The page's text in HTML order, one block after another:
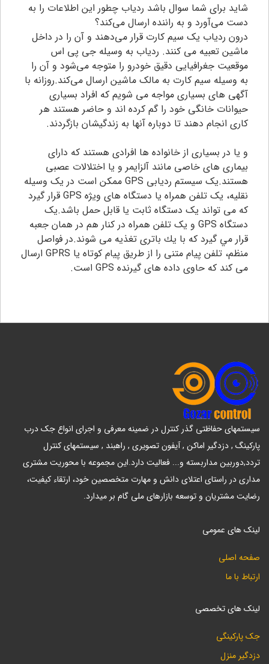
شاید برای شما سوال باشد ردیاب چطور این اطلاعات را به
دست می‌آورد و به راننده ارسال می‌کند؟
درون ردیاب یک سیم کارت قرار می‌دهند و آن را در داخل
ماشین تعبیه می کنند. ردیاب به وسیله جی پی اس
موقعیت جغرافیایی دقیق خودرو را متوجه می‌شود و آن را
به وسیله سیم کارت به مالک ماشین ارسال می‌کند.روزانه با
آگهی های بسیاری مواجه می شویم که افراد بسیاری
حیوانات خانگی خود را گم کرده اند و حاضر هستند هر
کاری انجام دهند تا دوباره آنها به زندگیشان بازگردند.
و یا در بسیاری از خانواده ها افرادی هستند که دارای
بیماری های خاصی مانند آلزایمر و یا اختلالات عصبی
هستند.یک سیستم ردیابی GPS ممکن است در یک وسیله
نقلیه، یک تلفن همراه یا دستگاه های ویژه GPS قرار گیرد
که می تواند یک دستگاه ثابت یا قابل حمل باشد.یک
دستگاه GPS و یک تلفن همراه در کنار هم در همان جعبه
قرار مي گيرد كه با يك باتری تغذیه می شوند.در فواصل
منظم، تلفن پیام متنی را از طریق پیام کوتاه یا GPRS ارسال
می کند که حاوی داده های گیرنده GPS است.
سیستمهای حفاظتی گذر کنترل در ضمینه معرفی و اجرای انواع جک درب
پارکینگ , دزدگیر اماکن , آیفون تصویری , راهبند , سیستمهای کنترل
تردد,دوربین مداربسته و... فعالیت دارد.این مجموعه با محوریت مشتری
مداری در راستای اعتلای دانش و مهارت متخصصین خود، ارتقاء کیفیت،
رضایت مشتریان و توسعه بازارهای ملی گام بر میدارد.
لینک های عمومی
صفحه اصلی
ارتباط با ما
لینک های تخصصی
جک پارکینگی
دزدگیر منزل